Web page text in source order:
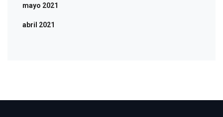
mayo 2021
abril 2021